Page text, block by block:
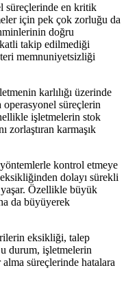
süreçlerinde en kritik
için pek çok zorluğu da
doğru
takip edilmediği
memnuniyetsizliği
karlılığı üzerinde
operasyonel süreçlerin
işletmelerin stok
zorlaştıran karmaşık
kontrol etmeye
dolayı sürekli
Özellikle büyük
da büyüyerek
eksikliği, talep
durum, işletmelerin
süreçlerinde hatalara